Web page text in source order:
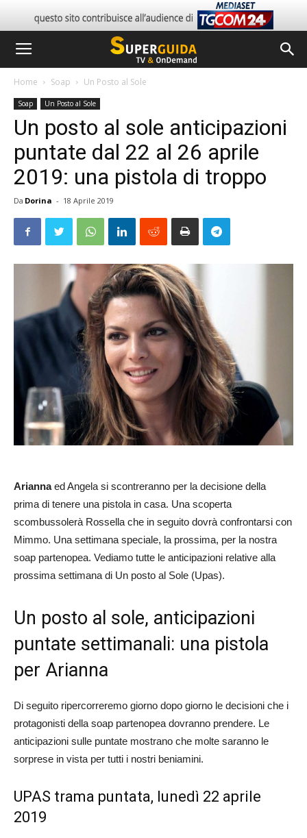
Home Soap Un Posto al Sole
Soap Un Posto al Sole
Un posto al sole anticipazioni
puntate dal 22 al 26 aprile
2019: una pistola di troppo
Da Dorina - 18 Aprile 2019
Ariannaed Angela si scontreranno per la decisione della
prima di tenere una pistola in casa. Una scoperta
scombussolerà Rossella che in seguito dovrà confrontarsi con
Mimmo. Una settimana speciale, la prossima, per la nostra
soap partenopea. Vediamo tutte le anticipazioni relative alla
prossima settimana di Un posto al Sole (Upas).
Un posto al sole, anticipazioni
puntate settimanali: una pistola
per Arianna
Di seguito ripercorreremo giorno dopo giorno le decisioni che i
protagonisti della soap partenopea dovranno prendere. Le
anticipazioni sulle puntate mostrano che molte saranno le
sorprese in vista per tutti i nostri beniamini.
UPAS trama puntata, lunedì 22 aprile
2019